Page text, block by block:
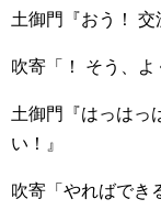
土御門『おう！ 交
吹寄「！ そう、よ
土御門『はっはっ
い！』
吹寄「やればでき